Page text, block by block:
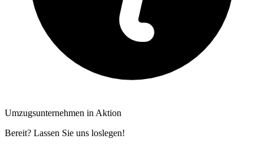
Umzugsunternehmen in Aktion
Bereit? Lassen Sie uns loslegen!